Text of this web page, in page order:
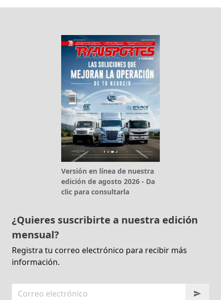
Versión en línea de nuestra
edición de agosto 2026 - Da
clic para consultarla
¿Quieres suscribirte a nuestra edición
mensual?
Registra tu correo electrónico para recibir más
información.